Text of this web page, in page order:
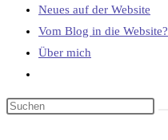
Neues auf der Website
Vom Blog in die Website?
Über mich
umschalten